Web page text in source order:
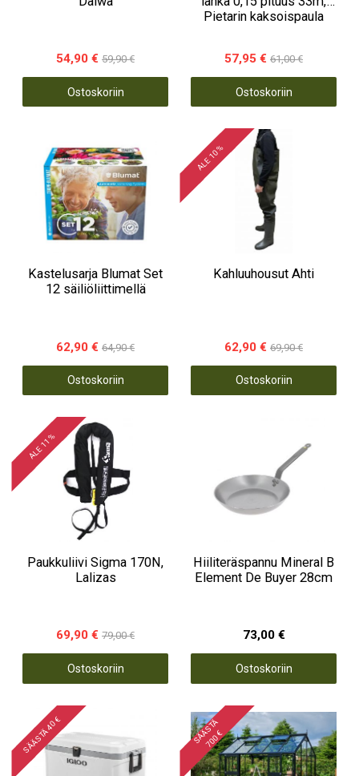
54,90 € 59,90 €
Ostoskoriin
Pietarin kaksoispaula
57,95 € 61,00 €
Ostoskoriin
Kastelusarja Blumat Set
12 säiliöliittimellä
62,90 € 64,90 €
Ostoskoriin
ALE 10 %
Kahluuhousut Ahti
62,90 € 69,90 €
Ostoskoriin
ALE 11 %
Paukkuliivi Sigma 170N,
Lalizas
69,90 € 79,00 €
Ostoskoriin
Hiiliteräspannu Mineral B
Element De Buyer 28cm
73,00 €
Ostoskoriin
SÄÄSTÄ 40 € S
Ä
Ä
S
T
Ä
7
0
0
€